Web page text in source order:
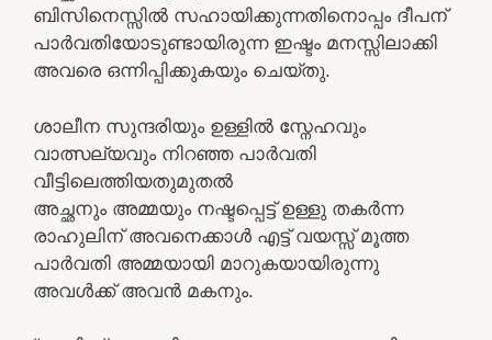
ബിസിനെസ്സിൽ സഹായിക്കുന്നതിനൊപ്പം ദീപന്
പാർവതിയോടുണ്ടായിരുന്ന ഇഷ്ടം മനസ്സിലാക്കി
അവരെ ഒന്നിപ്പിക്കുകയും ചെയ്തു.
ശാലീന സുന്ദരിയും ഉള്ളിൽ സ്നേഹവും
വാത്സല്യവും നിറഞ്ഞ പാർവതി
വീട്ടിലെത്തിയതുമുതൽ
അച്ഛനും അമ്മയും നഷ്ടപ്പെട്ട് ഉള്ളു തകർന്ന
രാഹുലിന് അവനെക്കാൾ എട്ട് വയസ്സ് മൂത്ത
പാർവതി അമ്മയായി മാറുകയായിരുന്നു
അവൾക്ക് അവൻ മകനും.